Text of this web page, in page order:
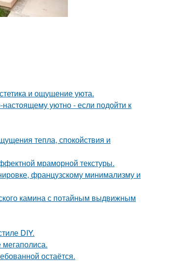
и ощущение уюта.
уютно - если подойти к
тепла, спокойствия и
мраморной текстуры.
французскому минимализму и
камина с потайным выдвижным
DIY.
остаётся.